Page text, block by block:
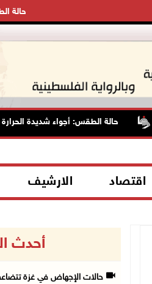
حالة
حالة الطقس: أجواء شديدة الحرارة
اقتصاد الارشيف
أحدث
حالات الإجهاض في غزة